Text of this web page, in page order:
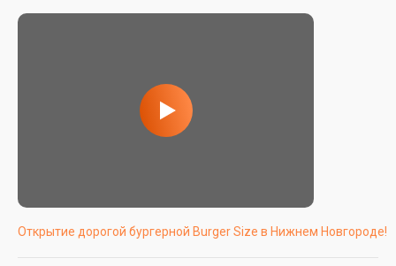
Открытие дорогой бургерной Burger Size в Нижнем Новгороде!